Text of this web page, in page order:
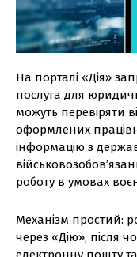
На порталі «Дія»
послуга для
можуть перевіряти
оформлених
інформацію з
роботу в умовах
Механізм простий:
через «Дію», після